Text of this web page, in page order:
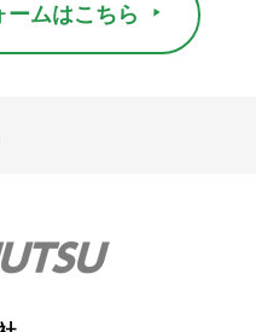
ームはこちら